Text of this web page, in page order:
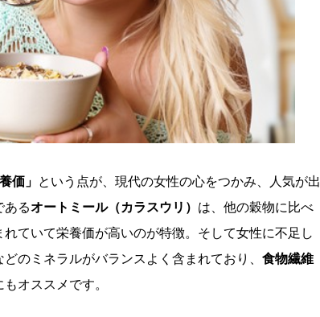
価」 という点が、現代の女性の心をつかみ、人気が出
あるオートミール（カラスウリ） は、他の穀物に比べ
れていて栄養価が高いのが特徴。そして女性に不足し
どのミネラルがバランスよく含まれており、 食物繊維
オススメです。